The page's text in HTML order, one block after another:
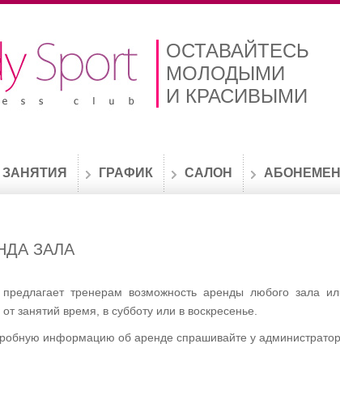
ОСТАВАЙТЕСЬ
МОЛОДЫМИ
И КРАСИВЫМИ
ЗАНЯТИЯ ГРАФИК САЛОН
ЗАЛА
тренерам возможность аренды любого зала
занятий время, в субботу или в воскресенье.
информацию об аренде спрашивайте у